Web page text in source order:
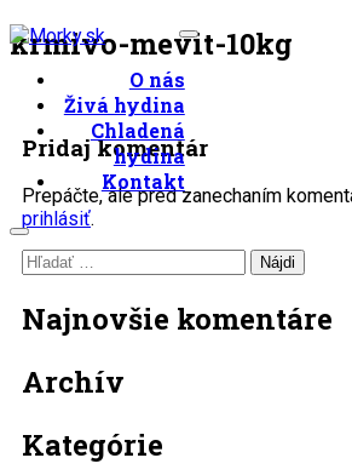
Skip
to
content
Morky.sk
Predaj živej a očistenej
hydiny
O nás
Živá hydina
Chladená
hydina
Kontakt
krmivo-mevit-10kg
Pridaj komentár
Prepáčte, ale pred zanechaním
prihlásiť.
Hľadať:
Najnovšie komentáre
Archív
Kategórie